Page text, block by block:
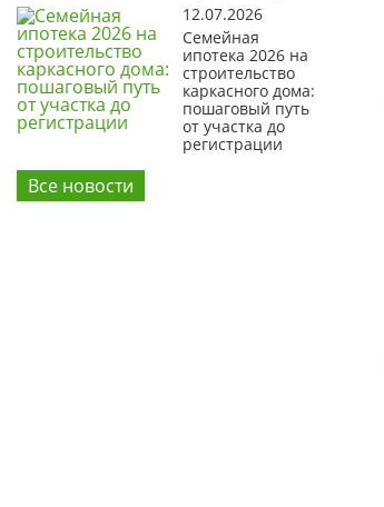
12.07.2026
Семейная
ипотека 2026 на
строительство
каркасного дома:
пошаговый путь
от участка до
регистрации
Все новости